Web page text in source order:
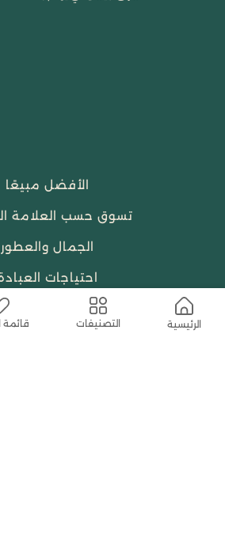
الرئيسية التصنيفات قائمة
الأفضل مبيعًا
تسوق حسب العلامة
الجمال والعطور
احتياجات